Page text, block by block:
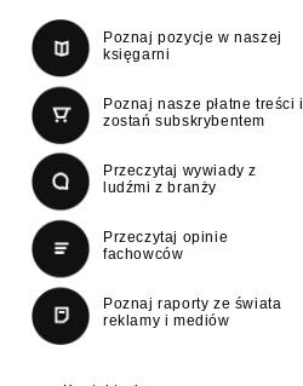
Poznaj pozycje w naszej
księgarni
Poznaj nasze płatne treści i
zostań subskrybentem
Przeczytaj wywiady z
ludźmi z branży
Przeczytaj opinie
fachowców
Poznaj raporty ze świata
reklamy i mediów